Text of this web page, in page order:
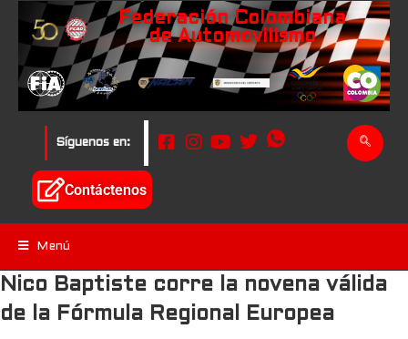
Federación Colombiana
de Automovilismo
Síguenos en:
Contáctenos
Menú
Nico Baptiste corre la novena válida
de la Fórmula Regional Europea